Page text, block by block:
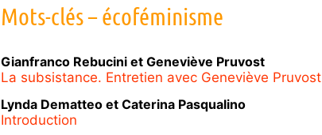
Mots-clés – écoféminisme
Gianfranco Rebucini et Geneviève Pruvost
La subsistance. Entretien avec Geneviève Pruvost
Lynda Dematteo et Caterina Pasqualino
Introduction